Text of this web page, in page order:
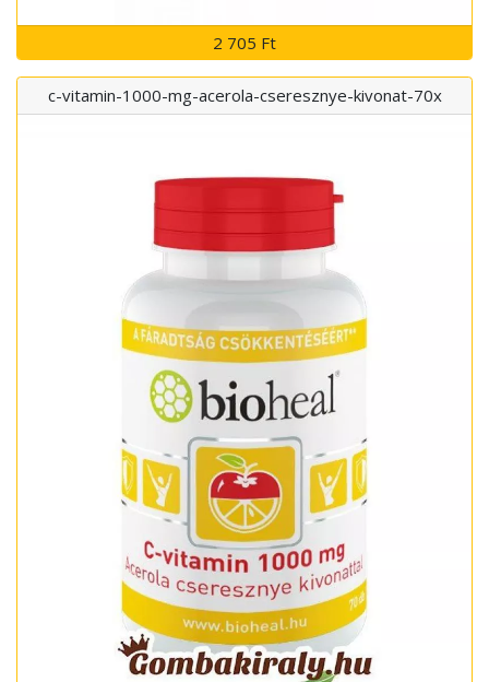
2 705 Ft
c-vitamin-1000-mg-acerola-cseresznye-kivonat-70x